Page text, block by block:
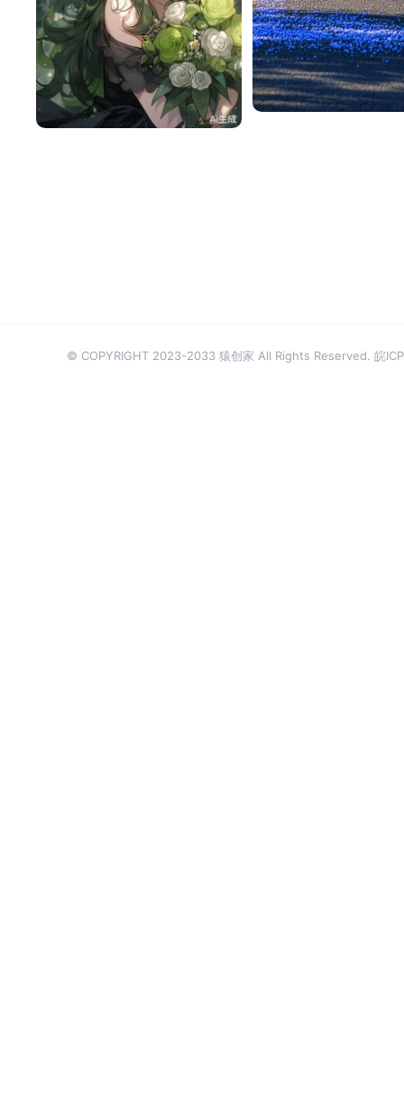
一不做事二不休息
雪梨
116
© COPYRIGHT 2023-2033 猿创家 All Rights Reserved. 皖